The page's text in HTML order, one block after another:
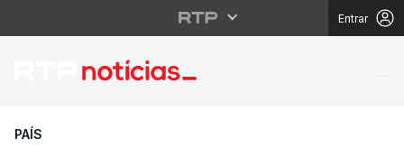
Entrar
Aeroporto de Ponta
PAÍS